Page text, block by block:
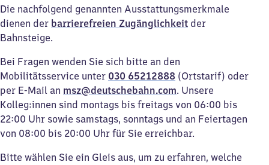
Die nachfolgend genannten Ausstattungsmerkmale
dienen der barrierefreien Zugänglichkeit der
Bahnsteige.
Bei Fragen wenden Sie sich bitte an den
Mobilitätsservice unter 030 65212888 (Ortstarif) oder
per E-Mail an msz@deutschebahn.com. Unsere
Kolleg:innen sind montags bis freitags von 06:00 bis
22:00 Uhr sowie samstags, sonntags und an Feiertagen
von 08:00 bis 20:00 Uhr für Sie erreichbar.
Bitte wählen Sie ein Gleis aus, um zu erfahren, welche